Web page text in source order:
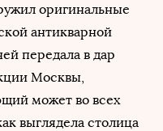
оригинальные
антикварной
передала в дар
Москвы,
может во всех
выглядела столица